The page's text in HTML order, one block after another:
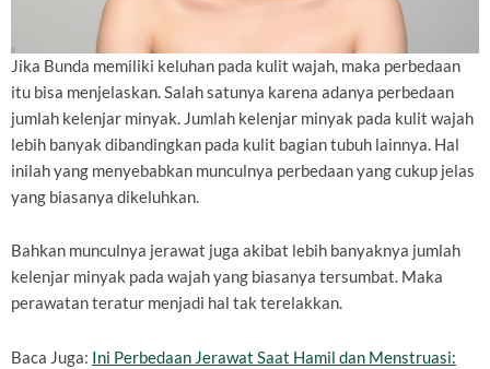
Jika Bunda memiliki keluhan pada kulit wajah, maka perbedaan
itu bisa menjelaskan. Salah satunya karena adanya perbedaan
jumlah kelenjar minyak. Jumlah kelenjar minyak pada kulit wajah
lebih banyak dibandingkan pada kulit bagian tubuh lainnya. Hal
inilah yang menyebabkan munculnya perbedaan yang cukup jelas
yang biasanya dikeluhkan.
Bahkan munculnya jerawat juga akibat lebih banyaknya jumlah
kelenjar minyak pada wajah yang biasanya tersumbat. Maka
perawatan teratur menjadi hal tak terelakkan.
Baca Juga: Ini Perbedaan Jerawat Saat Hamil dan Menstruasi: